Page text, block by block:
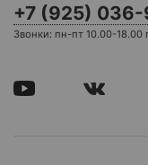
+7 (925)
Звонки: пн-пт 10.00-18.00